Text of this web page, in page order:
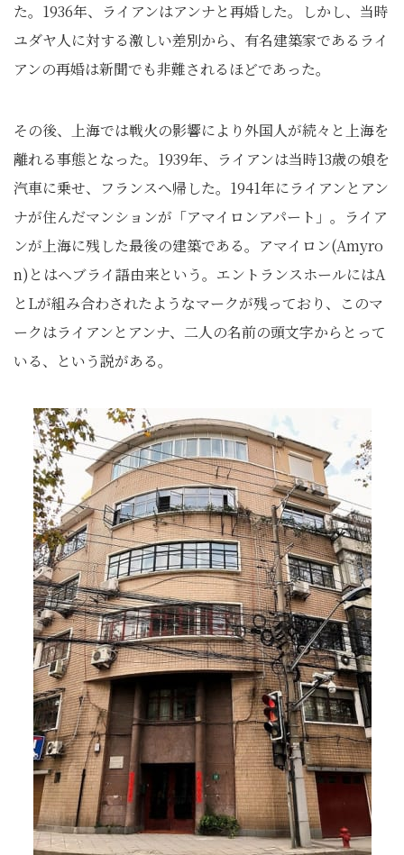
た。1936年、ライアンはアンナと再婚した。しかし、当時
ユダヤ人に対する激しい差別から、有名建築家であるライ
アンの再婚は新聞でも非難されるほどであった。
その後、上海では戦火の影響により外国人が続々と上海を
離れる事態となった。1939年、ライアンは当時13歳の娘を
汽車に乗せ、フランスへ帰した。1941年にライアンとアン
ナが住んだマンションが「アマイロンアパート」。ライア
ンが上海に残した最後の建築である。アマイロン(Amyro
n)とはヘブライ語由来という。エントランスホールにはA
とLが組み合わされたようなマークが残っており、このマ
ークはライアンとアンナ、二人の名前の頭文字からとって
いる、という説がある。